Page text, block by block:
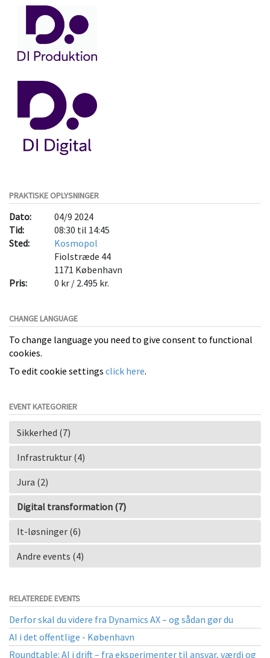
PRAKTISKE OPLYSNINGER
Dato:
04/9 2024
Tid:
08:30 til 14:45
Sted:
Kosmopol
Fiolstræde 44
1171 København
Pris:
0 kr / 2.495 kr.
CHANGE LANGUAGE
To change language you need to give consent to functional
cookies.
To edit cookie settings click here.
EVENT KATEGORIER
Sikkerhed (7)
Infrastruktur (4)
Jura (2)
Digital transformation (7)
It-løsninger (6)
Andre events (4)
RELATEREDE EVENTS
Derfor skal du videre fra Dynamics AX – og sådan gør du
AI i det offentlige - København
Roundtable: AI i drift – fra eksperimenter til ansvar, værdi og